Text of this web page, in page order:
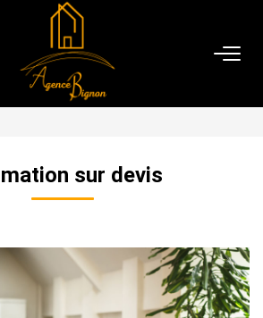
04 70 44 28 83
LOCATIONS
GESTION
ESTIMATION
sur devis